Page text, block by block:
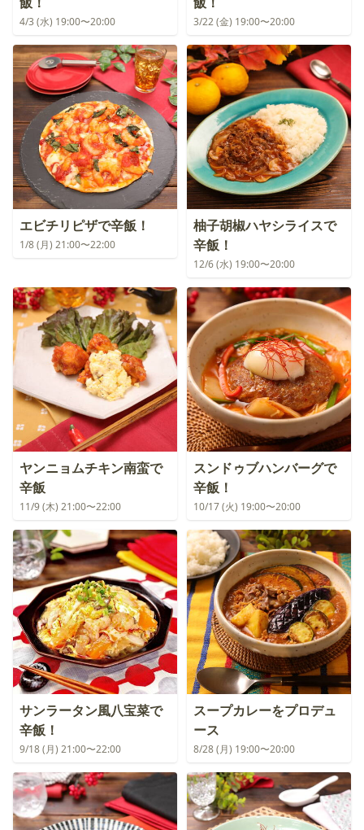
4/3 (水) 19:00〜20:00 3/22 (金) 19:00〜20:00
エビチリピザで辛飯！
1/8 (月) 21:00〜22:00
柚子胡椒ハヤシライスで
辛飯！
12/6 (水) 19:00〜20:00
ヤンニョムチキン南蛮で
辛飯
11/9 (木) 21:00〜22:00
スンドゥブハンバーグで
辛飯！
10/17 (火) 19:00〜20:00
サンラータン風八宝菜で
辛飯！
9/18 (月) 21:00〜22:00
スープカレーをプロデュ
ース
8/28 (月) 19:00〜20:00